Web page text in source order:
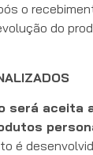
o
do
será aceita
é